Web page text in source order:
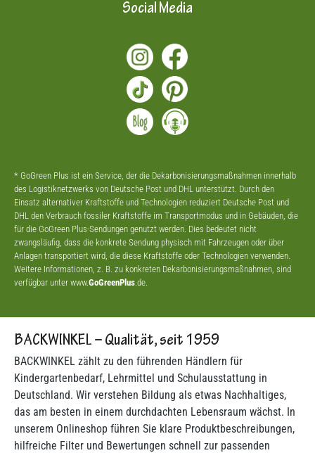
Social Media
* GoGreen Plus ist ein Service, der die Dekarbonisierungsmaßnahmen innerhalb
des Logistiknetzwerks von Deutsche Post und DHL unterstützt. Durch den
Einsatz alternativer Kraftstoffe und Technologien reduziert Deutsche Post und
DHL den Verbrauch fossiler Kraftstoffe im Transportmodus und in Gebäuden, die
für die GoGreen Plus-Sendungen genutzt werden. Dies bedeutet nicht
zwangsläufig, dass die konkrete Sendung physisch mit Fahrzeugen oder über
Anlagen transportiert wird, die diese Kraftstoffe oder Technologien verwenden.
Weitere Informationen, z. B. zu konkreten Dekarbonisierungsmaßnahmen, sind
verfügbar unter www.GoGreenPlus .de.
BACKWINKEL – Qualität, seit 1959
BACKWINKEL zählt zu den führenden Händlern für
Kindergartenbedarf, Lehrmittel und Schulausstattung in
Deutschland. Wir verstehen Bildung als etwas Nachhaltiges,
das am besten in einem durchdachten Lebensraum wächst. In
unserem Onlineshop führen Sie klare Produktbeschreibungen,
hilfreiche Filter und Bewertungen schnell zur passenden